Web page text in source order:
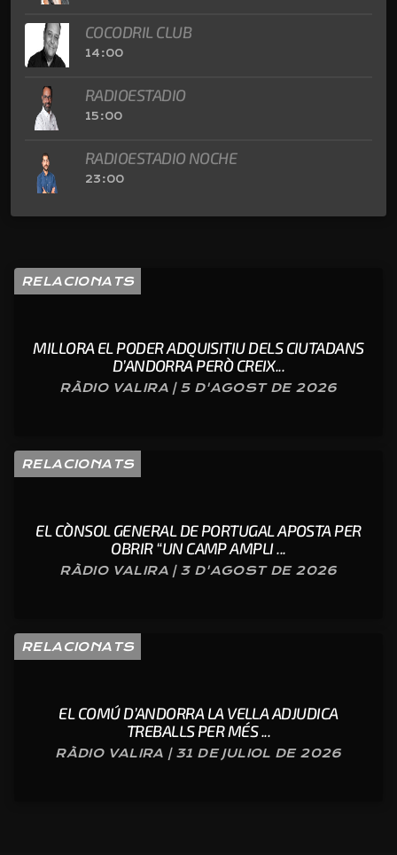
COCODRIL CLUB
14:00
RADIOESTADIO
15:00
RADIOESTADIO NOCHE
23:00
RELACIONATS
MILLORA EL PODER ADQUISITIU DELS CIUTADANS
D’ANDORRA PERÒ CREIX...
RÀDIO VALIRA | 5 D'AGOST DE 2026
RELACIONATS
EL CÒNSOL GENERAL DE PORTUGAL APOSTA PER
OBRIR “UN CAMP AMPLI ...
RÀDIO VALIRA | 3 D'AGOST DE 2026
RELACIONATS
EL COMÚ D’ANDORRA LA VELLA ADJUDICA
TREBALLS PER MÉS ...
RÀDIO VALIRA | 31 DE JULIOL DE 2026